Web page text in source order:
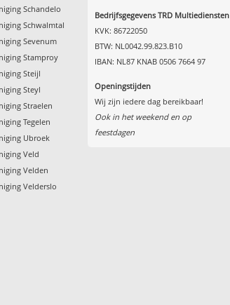
Schandelo
Schwalmtal
Sevenum
Stamproy
Steijl
Steyl
Straelen
Tegelen
Ubroek
Veld
Velden
Velderslo
Bedrijfsgegevens TRD Multiediensten
KVK: 86722050
BTW: NL0042.99.823.B10
IBAN: NL87 KNAB 0506 7664 97
Openingstijden
Wij zijn iedere dag bereikbaar!
Ook in het weekend en op
feestdagen